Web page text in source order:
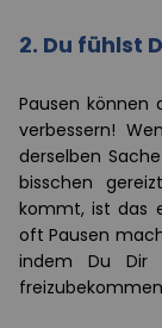
2. Du fühlst
Pausen können
verbessern!
derselben
bisschen
kommt, ist das
oft Pausen
indem Du Dir